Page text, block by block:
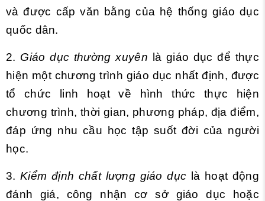
và được cấp văn bằng của hệ thống giáo dục
quốc dân.
2. Giáo dục thường xuyên là giáo dục để thực
hiện một chương trình giáo dục nhất định, được
tổ chức linh hoạt về hình thức thực hiện
chương trình, thời gian, phương pháp, địa điểm,
đáp ứng nhu cầu học tập suốt đời của người
học.
3.Kiểm định chất lượng giáo dục là hoạt động
đánh giá, công nhận cơ sở giáo dục hoặc